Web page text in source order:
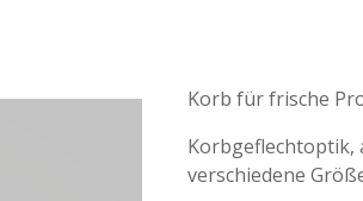
Korb für frische
Korbgeflechtoptik,
verschiedene